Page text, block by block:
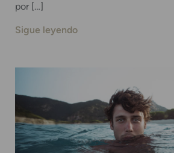
por […]
Sigue leyendo